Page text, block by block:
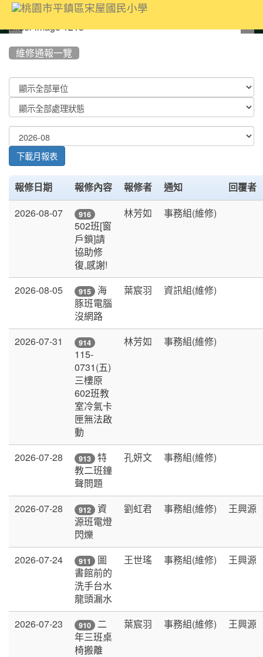
維修通報一覽
List
Repair
下載月報表
報修日期 報修內容 報修者 通知
回覆者
2026-08-07
916
502班[窗
戶鎖]請
協助修
復,感謝!
林芳如 事務組(維修)
2026-08-05 915
海
豚班電腦
沒網路
葉宸羽 資訊組(維修)
2026-07-31 914
115-
0731(五)
三樓原
602班教
室冷氣卡
匣無法啟
動
林芳如 事務組(維修)
2026-07-28 913
特
教二班鐘
聲問題
孔妍文 事務組(維修)
2026-07-28 912
資
源班電燈
閃爍
劉虹君 事務組(維修) 王興源
2026-07-24 911
圖
書館前的
洗手台水
龍頭漏水
王世瑤 事務組(維修) 王興源
2026-07-23 910
二
年三班桌
椅搬離
葉宸羽 事務組(維修) 王興源